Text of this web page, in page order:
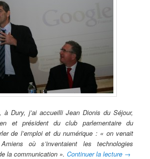
à Dury, j’ai accueilli Jean Dionis du Séjour,
et président du club parlementaire du
de l’emploi et du numérique : « on venait
où s’inventaient les technologies
la communication ».Continuer la lecture →